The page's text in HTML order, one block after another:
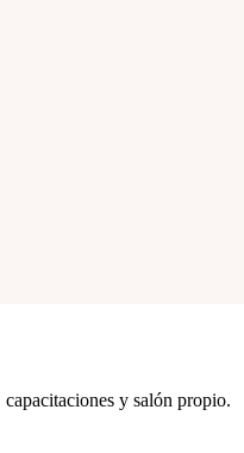
y salón propio.